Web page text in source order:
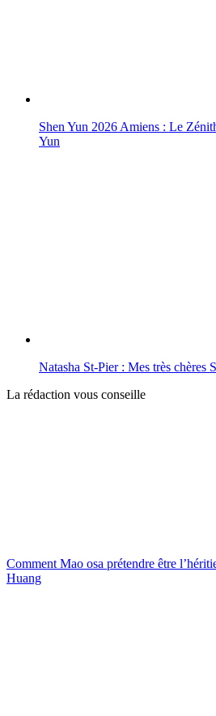
Shen Yun 2026 Amiens : Le
Yun
Natasha St-Pier : Mes très
La rédaction vous conseille
Comment Mao osa prétendre être
Huang